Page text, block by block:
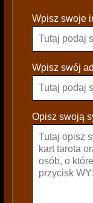
l
a
s
e
a
Wpisz swoje
Wpisz swój
Opisz swoją